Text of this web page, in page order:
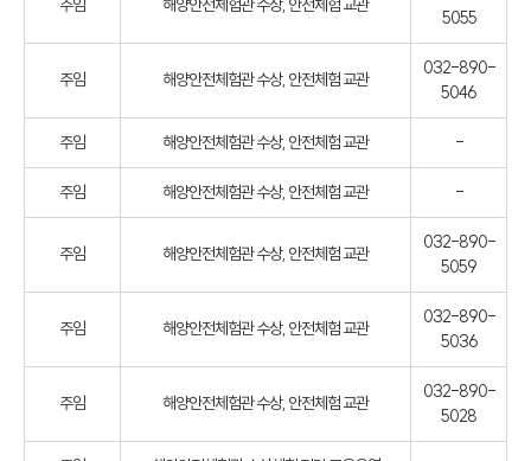
주임 해양안전체험관 수상, 안전체험 교관
5055
주임 해양안전체험관 수상, 안전체험 교관
032-890-
5046
주임 해양안전체험관 수상, 안전체험 교관 -
주임 해양안전체험관 수상, 안전체험 교관 -
주임 해양안전체험관 수상, 안전체험 교관
032-890-
5059
주임 해양안전체험관 수상, 안전체험 교관
032-890-
5036
주임 해양안전체험관 수상, 안전체험 교관
032-890-
5028